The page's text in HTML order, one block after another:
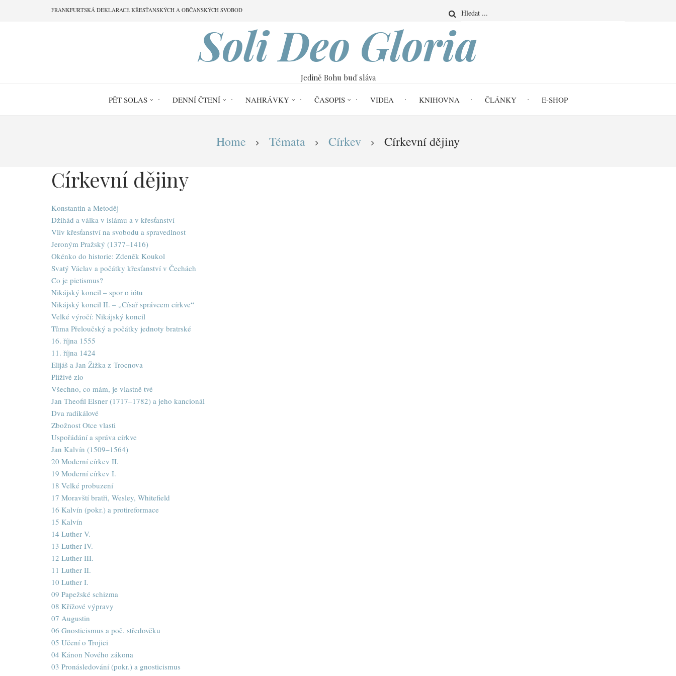
FRANKFURTSKÁ DEKLARACE KŘESŤANSKÝCH A OBČANSKÝCH SVOBOD Search
Soli Deo Gloria
Jedině Bohu buď sláva
PĚT SOLAS DENNÍ ČTENÍ NAHRÁVKY ČASOPIS VIDEA KNIHOVNA ČLÁNKY E-SHOP
Home Témata Církev Církevní dějiny
Církevní dějiny
Konstantin a Metoděj
Džihád a válka v islámu a v křesťanství
Vliv křesťanství na svobodu a spravedlnost
Jeroným Pražský (1377–1416)
Okénko do historie: Zdeněk Koukol
Svatý Václav a počátky křesťanství v Čechách
Co je pietismus?
Nikájský koncil – spor o iótu
Nikájský koncil II. – „Císař správcem církve“
Velké výročí: Nikájský koncil
Tůma Přeloučský a počátky jednoty bratrské
16. října 1555
11. října 1424
Elijáš a Jan Žižka z Trocnova
Plíživé zlo
Všechno, co mám, je vlastně tvé
Jan Theofil Elsner (1717–1782) a jeho kancionál
Dva radikálové
Zbožnost Otce vlasti
Uspořádání a správa církve
Jan Kalvín (1509–1564)
20 Moderní církev II.
19 Moderní církev I.
18 Velké probuzení
17 Moravští bratři, Wesley, Whitefield
16 Kalvín (pokr.) a protireformace
15 Kalvín
14 Luther V.
13 Luther IV.
12 Luther III.
11 Luther II.
10 Luther I.
09 Papežské schizma
08 Křížové výpravy
07 Augustin
06 Gnosticismus a poč. středověku
05 Učení o Trojici
04 Kánon Nového zákona
03 Pronásledování (pokr.) a gnosticismus